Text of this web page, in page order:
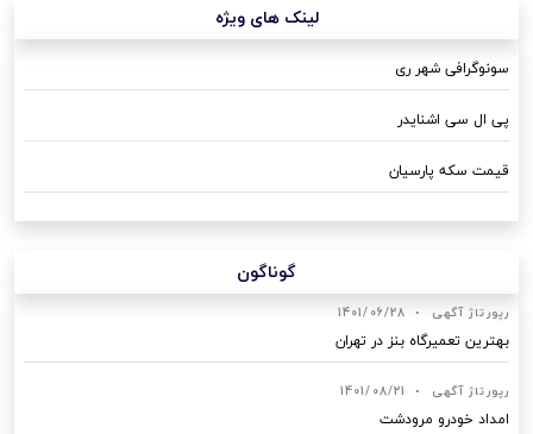
لینک های ویژه
سونوگرافی شهر ری
پی ال سی اشنایدر
قیمت سکه پارسیان
گوناگون
رپورتاژ آگهی •
1401/06/28
بهترین تعمیرگاه بنز در تهران
رپورتاژ آگهی •
1401/08/21
امداد خودرو مرودشت